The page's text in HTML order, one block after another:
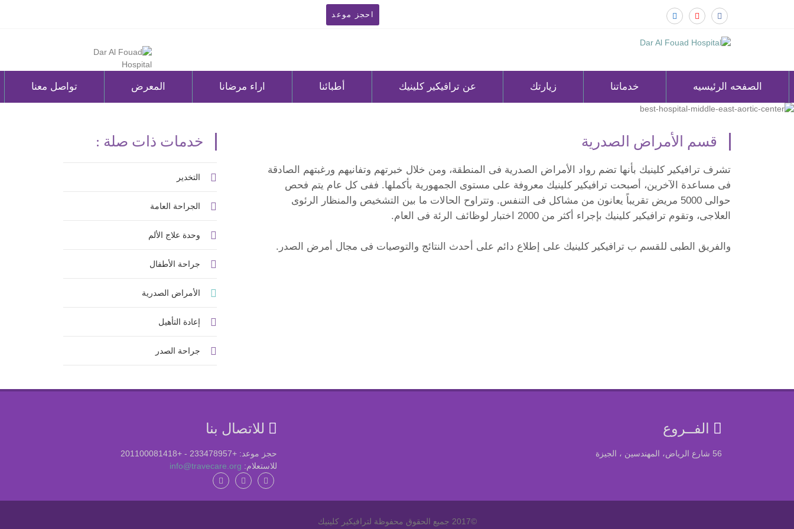
احجز موعد
الصفحه الرئيسيه خدماتنا زيارتك عن ترافيكير كلينيك أطبائنا اراء مرضانا المعرض تواصل معنا
قسم الأمراض الصدرية
تشرف ترافيكير كلينيك بأنها تضم رواد الأمراض الصدرية فى المنطقة، ومن خلال خبرتهم وتفانيهم ورغبتهم الصادقة
فى مساعدة الآخرين، أصبحت ترافيكير كلينيك معروفة على مستوى الجمهورية بأكملها. ففى كل عام يتم فحص
حوالى 5000 مريض تقريباً يعانون من مشاكل فى التنفس. وتتراوح الحالات ما بين التشخيص والمنظار الرئوى
العلاجى، وتقوم ترافيكير كلينيك بإجراء أكثر من 2000 اختبار لوظائف الرئة فى العام.
والفريق الطبى للقسم ب ترافيكير كلينيك على إطلاع دائم على أحدث النتائج والتوصيات فى مجال أمرض الصدر.
خدمات ذات صلة :
التخدير
الجراحة العامة
وحدة علاج الألم
جراحة الأطفال
الأمراض الصدرية
إعادة التأهيل
جراحة الصدر
الفــروع
56 شارع الرياض، المهندسين ، الجيزة
للاتصال بنا
حجز موعد: +233478957 - +201100081418
للاستعلام: info@travecare.org
©2017 جميع الحقوق محفوظة لترافيكير كلينيك